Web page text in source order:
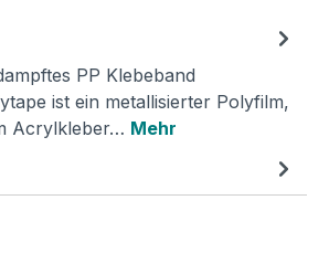
PP Klebeband
ist ein metallisierter Polyfilm,
Acrylkleber… Mehr